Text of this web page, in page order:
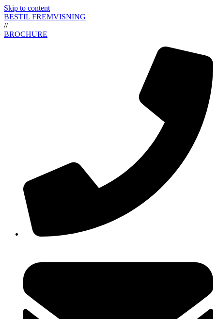
Skip to content
BESTIL FREMVISNING
//
BROCHURE